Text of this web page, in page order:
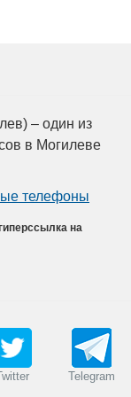
– один из
в Могилеве
телефоны
на
Telegram